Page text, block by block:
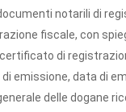
notarili di
fiscale, con
di
emissione, data di
delle dogane